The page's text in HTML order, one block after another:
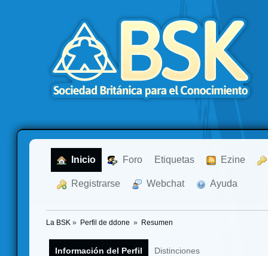
Inicio Foro Etiquetas Ezine
Registrarse Webchat Ayuda
La BSK » Perfil de ddone » Resumen
Información del Perfil Distinciones